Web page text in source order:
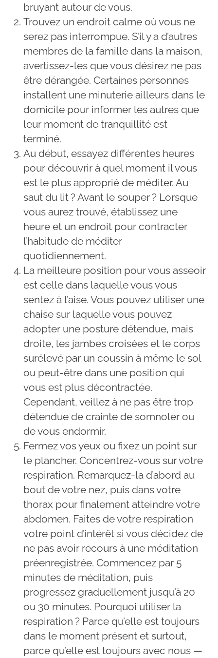
bruyant autour de vous.
Trouvez un endroit calme où vous ne
serez pas interrompue. S’il y a d’autres
membres de la famille dans la maison,
avertissez-les que vous désirez ne pas
être dérangée. Certaines personnes
installent une minuterie ailleurs dans le
domicile pour informer les autres que
leur moment de tranquillité est
terminé.
Au début, essayez différentes heures
pour découvrir à quel moment il vous
est le plus approprié de méditer. Au
saut du lit ? Avant le souper ? Lorsque
vous aurez trouvé, établissez une
heure et un endroit pour contracter
l’habitude de méditer
quotidiennement.
La meilleure position pour vous asseoir
est celle dans laquelle vous vous
sentez à l’aise. Vous pouvez utiliser une
chaise sur laquelle vous pouvez
adopter une posture détendue, mais
droite, les jambes croisées et le corps
surélevé par un coussin à même le sol
ou peut-être dans une position qui
vous est plus décontractée.
Cependant, veillez à ne pas être trop
détendue de crainte de somnoler ou
de vous endormir.
Fermez vos yeux ou fixez un point sur
le plancher. Concentrez-vous sur votre
respiration. Remarquez-la d’abord au
bout de votre nez, puis dans votre
thorax pour finalement atteindre votre
abdomen. Faites de votre respiration
votre point d’intérêt si vous décidez de
ne pas avoir recours à une méditation
préenregistrée. Commencez par 5
minutes de méditation, puis
progressez graduellement jusqu’à 20
ou 30 minutes. Pourquoi utiliser la
respiration ? Parce qu’elle est toujours
dans le moment présent et surtout,
parce qu’elle est toujours avec nous —